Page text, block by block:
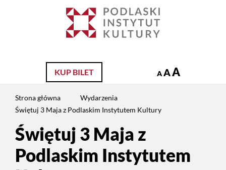
Instytutem
Kultury
KUP BILET A AA
Strona główna
Wydarzenia
Świętuj 3 Maja z Podlaskim Instytutem Kultury
Świętuj 3 Maja z
Podlaskim Instytutem